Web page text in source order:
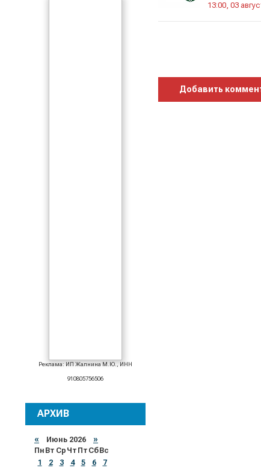
Реклама: ИП Жалнина М.Ю., ИНН
910805756506
АРХИВ
« Июнь 2026 »
Пн Вт Ср Чт Пт Сб Вс
1
2 3 4 5 6
7
13:00, 03
Добавить